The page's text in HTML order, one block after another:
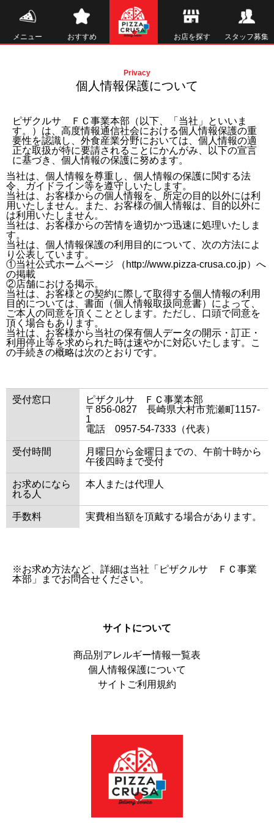
メニュー おすすめ お店を探す スタッフ募集
Privacy
個人情報保護について
ピザクルサ ＦＣ事業本部（以下、「当社」といいま
す。）は、高度情報通信社会における個人情報保護の重
要性を認識し、外食産業分野においては、個人情報の適
正な取扱が特に要請されることにかんがみ、以下の宣言
に基づき、個人情報の保護に努めます。
当社は、個人情報を尊重し、個人情報の保護に関する法
令、ガイドライン等を遵守しいたします。
当社は、お客様からの個人情報を、所定の目的以外には利
用いたしません。また、お客様の個人情報は、目的以外に
は利用いたしません。
当社は、お客様からの苦情を適切かつ迅速に処理いたしま
す。
当社は、個人情報保護の利用目的について、次の方法によ
り公表しています。
①当社公式ホームページ （http://www.pizza-crusa.co.jp）へ
の掲載
②店舗における掲示。
当社は、お客様との契約に際して取得する個人情報の利用
目的については、書面（個人情報取扱同意書）によって、
ご本人の同意を頂くこととします。ただし、口頭で同意を
頂く場合もあります。
当社は、お客様から当社の保有個人データの開示・訂正・
利用停止等を求められた時は速やかに対応いたします。こ
の手続きの概略は次のとおりです。
受付窓口
ピザクルサ ＦＣ事業本部
〒856-0827 長崎県大村市荒瀬町1157-
1
電話 0957-54-7333（代表）
受付時間
月曜日から金曜日までの、午前十時から
午後四時まで受付
お求めになら
れる人
本人または代理人
手数料 実費相当額を頂戴する場合があります。
※お求め方法など、詳細は当社「ピザクルサ ＦＣ事業
本部」までお問合せください。
サイトについて
商品別アレルギー情報一覧表
個人情報保護について
サイトご利用規約